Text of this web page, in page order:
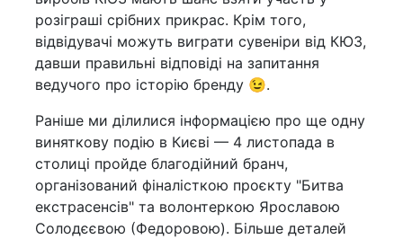
розіграші срібних прикрас. Крім того,
відвідувачі можуть виграти сувеніри від КЮЗ,
давши правильні відповіді на запитання
ведучого про історію бренду 😉.
Раніше ми ділилися інформацією про ще одну
виняткову подію в Києві — 4 листопада в
столиці пройде благодійний бранч,
організований фіналісткою проєкту "Битва
екстрасенсів" та волонтеркою Ярославою
Солодєєвою (Федоровою). Більше деталей